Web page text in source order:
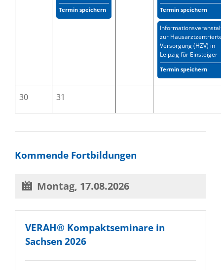
Termin speichern Termin speichern
zur
Versorgung (HZV) in
Leipzig für Einsteiger
Termin speichern
30 31
Kommende Fortbildungen
Montag, 17.08.2026
VERAH® Kompaktseminare in
Sachsen 2026